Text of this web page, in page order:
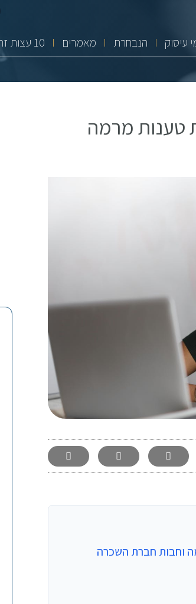
עיסוק הנבחרת מאמרים 10 עצות זהב
טענות מרמה
וחבות חברת השכרה